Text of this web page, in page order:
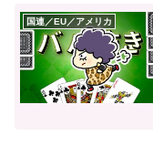
国連／EU／アメリカ